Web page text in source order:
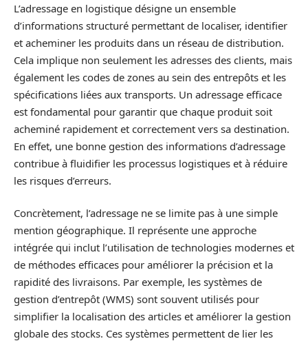
L’adressage en logistique désigne un ensemble
d’informations structuré permettant de localiser, identifier
et acheminer les produits dans un réseau de distribution.
Cela implique non seulement les adresses des clients, mais
également les codes de zones au sein des entrepôts et les
spécifications liées aux transports. Un adressage efficace
est fondamental pour garantir que chaque produit soit
acheminé rapidement et correctement vers sa destination.
En effet, une bonne gestion des informations d’adressage
contribue à fluidifier les processus logistiques et à réduire
les risques d’erreurs.
Concrètement, l’adressage ne se limite pas à une simple
mention géographique. Il représente une approche
intégrée qui inclut l’utilisation de technologies modernes et
de méthodes efficaces pour améliorer la précision et la
rapidité des livraisons. Par exemple, les systèmes de
gestion d’entrepôt (WMS) sont souvent utilisés pour
simplifier la localisation des articles et améliorer la gestion
globale des stocks. Ces systèmes permettent de lier les